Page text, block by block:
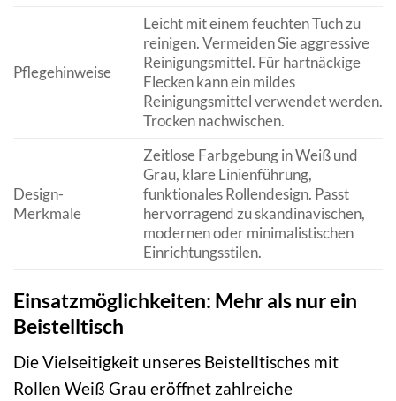
Pflegehinweise
Leicht mit einem feuchten Tuch zu
reinigen. Vermeiden Sie aggressive
Reinigungsmittel. Für hartnäckige
Flecken kann ein mildes
Reinigungsmittel verwendet werden.
Trocken nachwischen.
Design-
Merkmale
Zeitlose Farbgebung in Weiß und
Grau, klare Linienführung,
funktionales Rollendesign. Passt
hervorragend zu skandinavischen,
modernen oder minimalistischen
Einrichtungsstilen.
Einsatzmöglichkeiten: Mehr als nur ein
Beistelltisch
Die Vielseitigkeit unseres Beistelltisches mit
Rollen Weiß Grau eröffnet zahlreiche